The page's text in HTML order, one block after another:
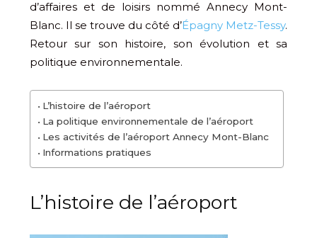
d’affaires et de loisirs nommé Annecy Mont-
Blanc. Il se trouve du côté d’Épagny Metz-Tessy.
Retour sur son histoire, son évolution et sa
politique environnementale.
L’histoire de l’aéroport
La politique environnementale de l’aéroport
Les activités de l’aéroport Annecy Mont-Blanc
Informations pratiques
L’histoire de l’aéroport